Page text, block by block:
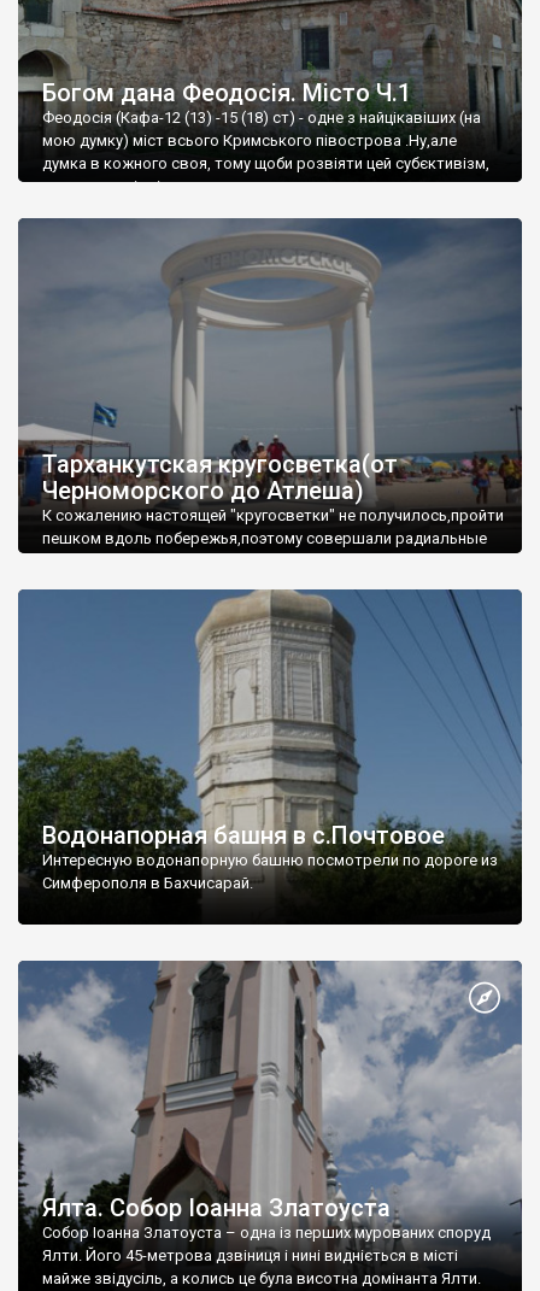
Богом дана Феодосія. Місто Ч.1
Феодосія (Кафа-12 (13) -15 (18) ст) - одне з найцікавіших (на
мою думку) міст всього Кримського півострова .Ну,але
думка в кожного своя, тому щоби розвіяти цей субєктивізм,
запрошую відвідати це
Тарханкутская кругосветка(от
Черноморского до Атлеша)
К сожалению настоящей "кругосветки" не получилось,пройти
пешком вдоль побережья,поэтому совершали радиальные
Водонапорная башня в с.Почтовое
Интересную водонапорную башню посмотрели по дороге из
Симферополя в Бахчисарай.
Ялта. Собор Іоанна Златоуста
Собор Іоанна Златоуста – одна із перших мурованих споруд
Ялти. Його 45-метрова дзвіниця і нині видніється в місті
майже звідусіль, а колись це була висотна домінанта Ялти.